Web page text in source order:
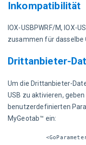
Inkompatibilität
IOX-USBPWRF/M, IOX-
zusammen für dasselbe
Drittanbieter-
Um die Drittanbieter-
USB zu aktivieren,
benutzerdefinierten
MyGeotab™ ein: